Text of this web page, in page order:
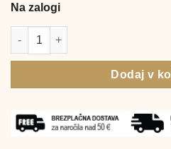
Na zalogi
Fruit of the Earth Aloe vera gel,
Dodaj v